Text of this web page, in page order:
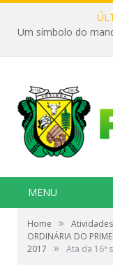
MENU
Home »
ORDINÁRIA DO
2017
» Ata da 16ª